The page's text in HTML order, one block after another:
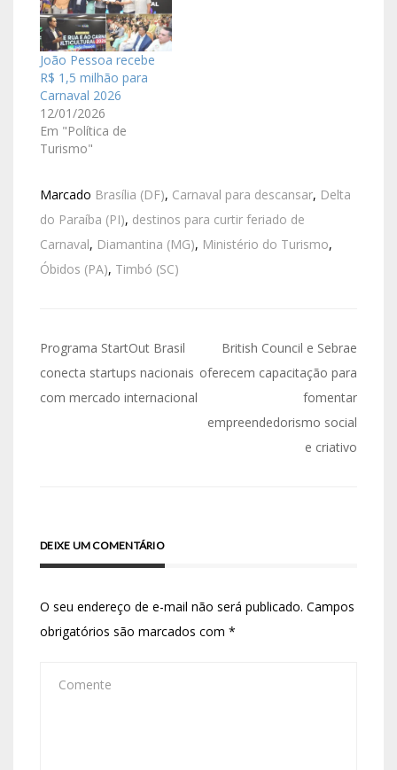
João Pessoa recebe
R$ 1,5 milhão para
Carnaval 2026
12/01/2026
Em "Política de
Turismo"
Marcado Brasília (DF), Carnaval para descansar, Delta
do Paraíba (PI), destinos para curtir feriado de
Carnaval, Diamantina (MG), Ministério do Turismo,
Óbidos (PA), Timbó (SC)
Programa StartOut Brasil
conecta startups nacionais
com mercado internacional
British Council e Sebrae
oferecem capacitação para
fomentar
empreendedorismo social
e criativo
DEIXE UM COMENTÁRIO
O seu endereço de e-mail não será publicado. Campos
obrigatórios são marcados com *